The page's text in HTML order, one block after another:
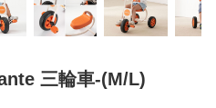
三輪車-(M/L)